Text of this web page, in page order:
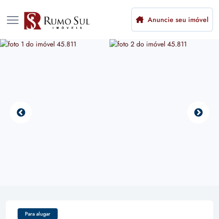
Anuncie seu imóvel
Para alugar